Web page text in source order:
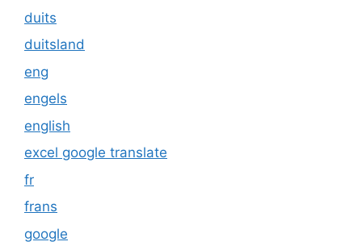
duits
duitsland
eng
engels
english
excel google translate
fr
frans
google